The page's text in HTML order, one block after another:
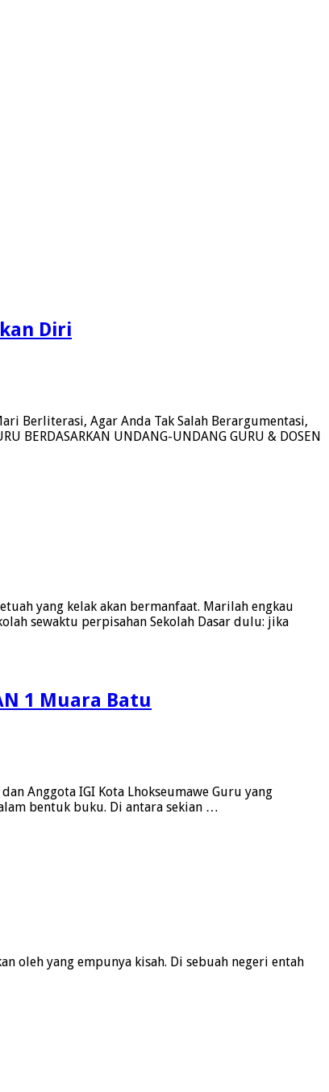
Diri
Berliterasi, Agar Anda Tak Salah Berargumentasi,
BERDASARKAN UNDANG-UNDANG GURU & DOSEN
yang kelak akan bermanfaat. Marilah engkau
sewaktu perpisahan Sekolah Dasar dulu: jika
1 Muara Batu
Anggota IGI Kota Lhokseumawe Guru yang
bentuk buku. Di antara sekian …
oleh yang empunya kisah. Di sebuah negeri entah